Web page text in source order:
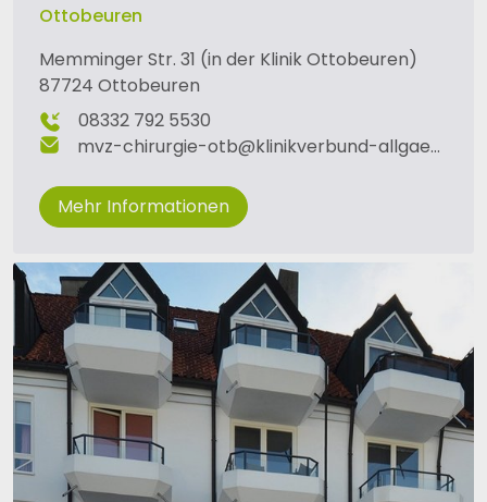
Ottobeuren
Memminger Str. 31 (in der Klinik Ottobeuren)
87724 Ottobeuren
08332 792 5530
mvz-chirurgie-otb@klinikverbund-allgaeu
Mehr Informationen